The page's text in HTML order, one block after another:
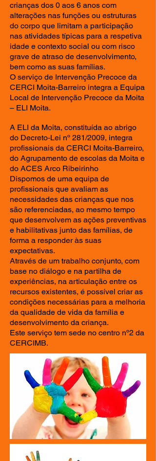
crianças dos 0 aos 6 anos com
alterações nas funções ou estruturas
do corpo que limitam a participação
nas atividades típicas para a respetiva
idade e contexto social ou com risco
grave de atraso de desenvolvimento,
bem como as suas famílias.
O serviço de Intervenção Precoce da
CERCI Moita-Barreiro integra a Equipa
Local de Intervenção Precoce da Moita
– ELI Moita.
A ELI da Moita, constituída ao abrigo
do Decreto-Lei nº 281/2009, integra
profissionais da CERCI Moita-Barreiro,
do Agrupamento de escolas da Moita e
do ACES Arco Ribeirinho
Dispomos de uma equipa de
profissionais que avaliam as
necessidades das crianças que nos
são referenciadas, ao mesmo tempo
que desenvolvem as ações preventivas
e habilitativas junto das famílias, de
forma a responder às suas
expectativas.
Através de um trabalho conjunto, com
base no diálogo e na partilha de
experiências, na articulação entre os
recursos existentes, é possível criar as
condições necessárias para a melhoria
da qualidade de vida da família e
desenvolvimento da criança.
Este serviço tem sede no centro nº2 da
CERCIMB.